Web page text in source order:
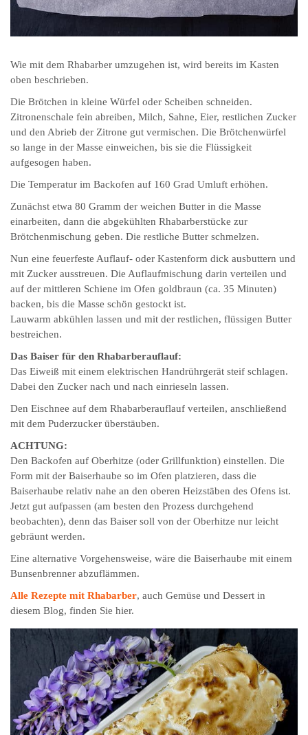
Wie mit dem Rhabarber umzugehen ist, wird bereits im Kasten
oben beschrieben.
Die Brötchen in kleine Würfel oder Scheiben schneiden.
Zitronenschale fein abreiben, Milch, Sahne, Eier, restlichen Zucker
und den Abrieb der Zitrone gut vermischen. Die Brötchenwürfel
so lange in der Masse einweichen, bis sie die Flüssigkeit
aufgesogen haben.
Die Temperatur im Backofen auf 160 Grad Umluft erhöhen.
Zunächst etwa 80 Gramm der weichen Butter in die Masse
einarbeiten, dann die abgekühlten Rhabarberstücke zur
Brötchenmischung geben. Die restliche Butter schmelzen.
Nun eine feuerfeste Auflauf- oder Kastenform dick ausbuttern und
mit Zucker ausstreuen. Die Auflaufmischung darin verteilen und
auf der mittleren Schiene im Ofen goldbraun (ca. 35 Minuten)
backen, bis die Masse schön gestockt ist.
Lauwarm abkühlen lassen und mit der restlichen, flüssigen Butter
bestreichen.
Das Baiser für den Rhabarberauflauf:
Das Eiweiß mit einem elektrischen Handrührgerät steif schlagen.
Dabei den Zucker nach und nach einrieseln lassen.
Den Eischnee auf dem Rhabarberauflauf verteilen, anschließend
mit dem Puderzucker überstäuben.
ACHTUNG:
Den Backofen auf Oberhitze (oder Grillfunktion) einstellen. Die
Form mit der Baiserhaube so im Ofen platzieren, dass die
Baiserhaube relativ nahe an den oberen Heizstäben des Ofens ist.
Jetzt gut aufpassen (am besten den Prozess durchgehend
beobachten), denn das Baiser soll von der Oberhitze nur leicht
gebräunt werden.
Eine alternative Vorgehensweise, wäre die Baiserhaube mit einem
Bunsenbrenner abzuflämmen.
Alle Rezepte mit Rhabarber, auch Gemüse und Dessert in
diesem Blog, finden Sie hier.